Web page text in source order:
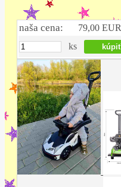
naša cena: 79,00 EUR
ks